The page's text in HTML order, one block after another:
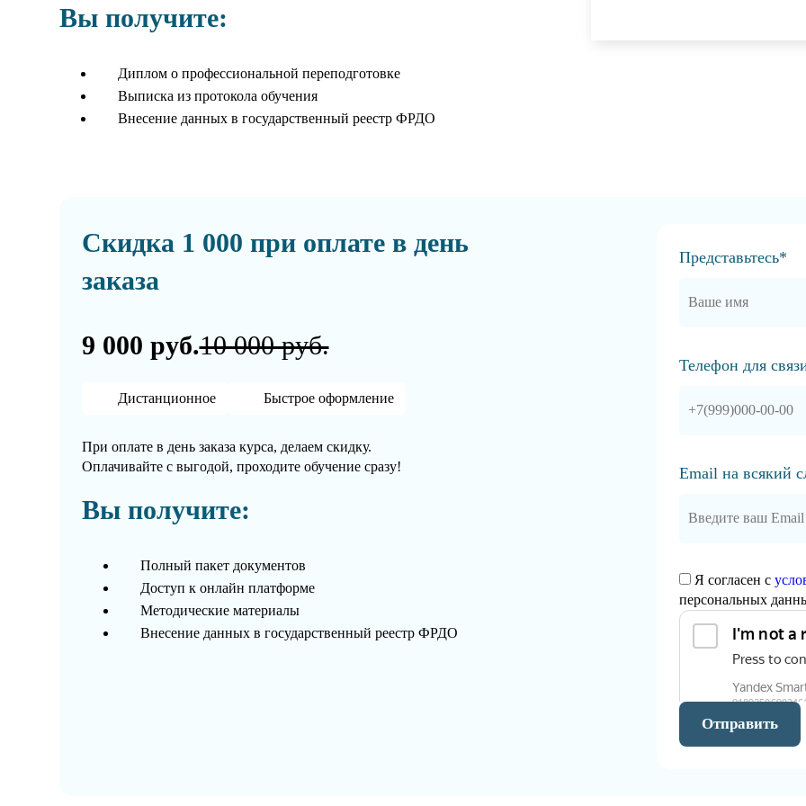
Вы получите:
Диплом о профессиональной переподготовке
Выписка из протокола обучения
Внесение данных в государственный реестр ФРДО
Скидка 1 000 при оплате в день
заказа
9 000 руб.10 000 руб.
Дистанционное Быстрое оформление
При оплате в день заказа курса, делаем скидку.
Оплачивайте с выгодой, проходите обучение сразу!
Вы получите:
Полный пакет документов
Доступ к онлайн платформе
Методические материалы
Внесение данных в государственный реестр ФРДО
Представьтесь*
Телефон для
Email на всякий
Я согласен с
персональных
Отправить